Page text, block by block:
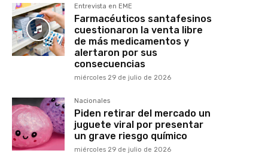
Entrevista en EME
Farmacéuticos santafesinos
cuestionaron la venta libre
de más medicamentos y
alertaron por sus
consecuencias
miércoles 29 de julio de 2026
Nacionales
Piden retirar del mercado un
juguete viral por presentar
un grave riesgo químico
miércoles 29 de julio de 2026